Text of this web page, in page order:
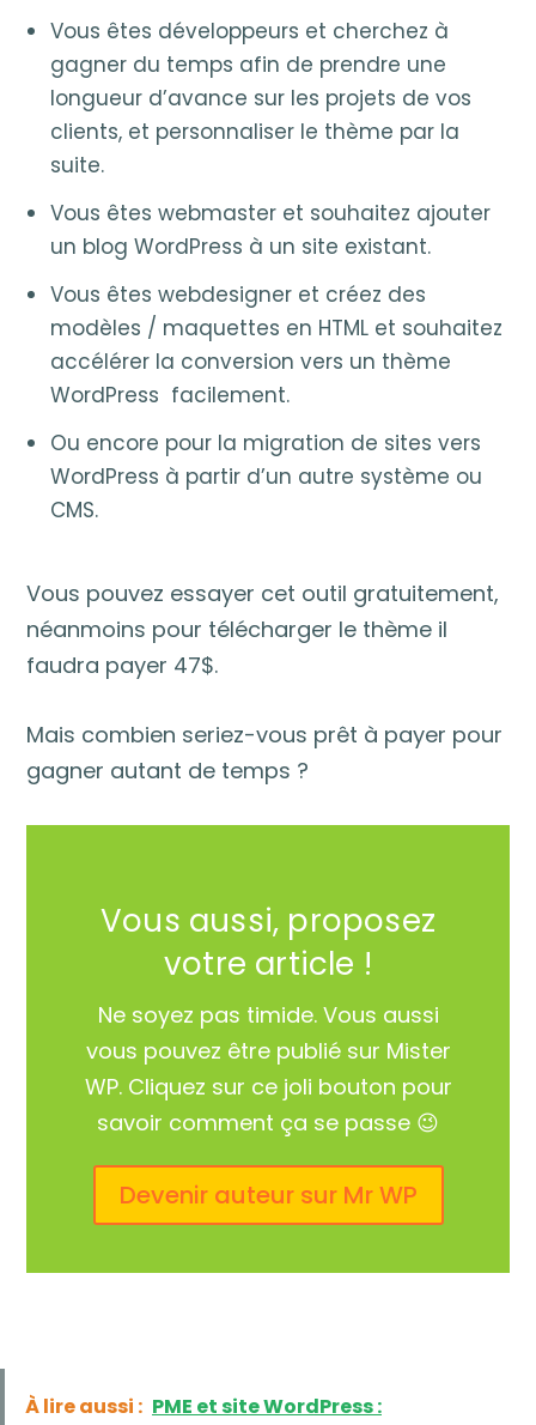
Vous êtes développeurs et cherchez à
gagner du temps afin de prendre une
longueur d’avance sur les projets de vos
clients, et personnaliser le thème par la
suite.
Vous êtes webmaster et souhaitez ajouter
un blog WordPress à un site existant.
Vous êtes webdesigner et créez des
modèles / maquettes en HTML et souhaitez
accélérer la conversion vers un thème
WordPress facilement.
Ou encore pour la migration de sites vers
WordPress à partir d’un autre système ou
CMS.
Vous pouvez essayer cet outil gratuitement,
néanmoins pour télécharger le thème il
faudra payer 47$.
Mais combien seriez-vous prêt à payer pour
gagner autant de temps ?
Vous aussi, proposez
votre article !
Ne soyez pas timide. Vous aussi
vous pouvez être publié sur Mister
WP. Cliquez sur ce joli bouton pour
savoir comment ça se passe 😉
Devenir auteur sur Mr WP
À lire aussi : PME et site WordPress :